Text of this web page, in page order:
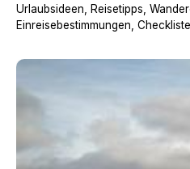
Urlaubsideen, Reisetipps,
Einreisebestimmungen,
Urlaub mit Hund in